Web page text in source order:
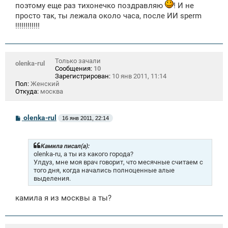
поэтому еще раз тихонечко поздравляю
! И не
просто так, ты лежала около часа, после ИИ sperm
!!!!!!!!!!!!
olenka-rul
Только зачали
Сообщения: 10
Зарегистрирован: 10 янв 2011, 11:14
Пол: Женский
Откуда: москва
Сolenka-rul 16 янв 2011, 22:14
Камила писал(а):
olenka-ru, а ты из какого города?
Улдуз, мне моя врач говорит, что месячные считаем с
того дня, когда начались полноценные алые
выделения.
камила я из москвы а ты?